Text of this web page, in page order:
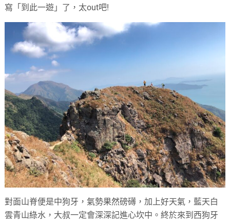
寫「到此一遊」了，太out吧!
對面山脊便是中狗牙，氣勢果然磅礡，加上好天氣，藍天白
雲青山綠水，大叔一定會深深記進心坎中。終於來到西狗牙